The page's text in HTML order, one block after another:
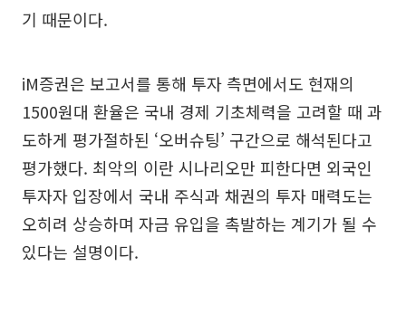
기 때문이다.
iM증권은 보고서를 통해 투자 측면에서도 현재의
1500원대 환율은 국내 경제 기초체력을 고려할 때 과
도하게 평가절하된 ‘오버슈팅’ 구간으로 해석된다고
평가했다. 최악의 이란 시나리오만 피한다면 외국인
투자자 입장에서 국내 주식과 채권의 투자 매력도는
오히려 상승하며 자금 유입을 촉발하는 계기가 될 수
있다는 설명이다.